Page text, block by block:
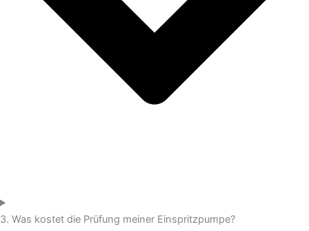
3. Was kostet die Prüfung meiner Einspritzpumpe?